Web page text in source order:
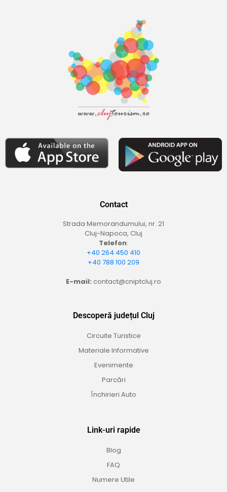
Contact
Strada Memorandumului, nr. 21
Cluj-Napoca, Cluj
Telefon:
+40 264 450 410
+40 788 100 209
E-mail: contact@cniptcluj.ro
Descoperă județul Cluj
Circuite Turistice
Materiale Informative
Evenimente
Parcări
Închirieri Auto
Link-uri rapide
Blog
FAQ
Numere Utile